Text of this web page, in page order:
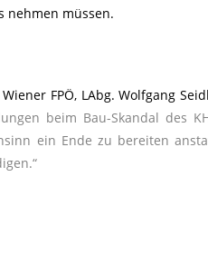
nehmen müssen.
FPÖ, LAbg. Wolfgang
beim Bau-Skandal des
ein Ende zu bereiten